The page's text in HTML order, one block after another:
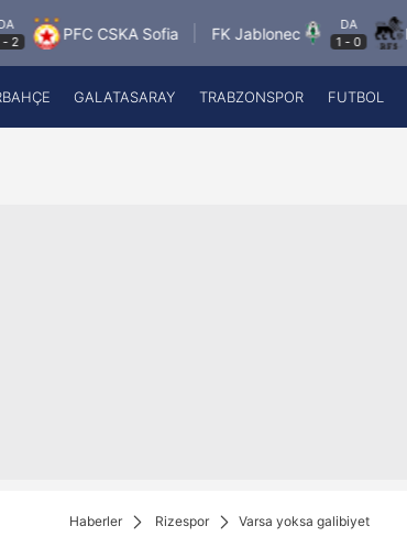
PFC CSKA Sofia FK Jablonec
1- 0 FC RFS
GALATASARAY TRABZONSPOR FUTBOL
Haberler Rizespor Varsa yoksa galibiyet